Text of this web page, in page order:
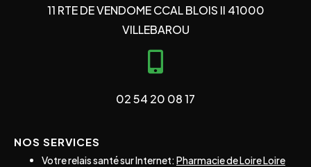
11 RTE DE VENDOME CCAL BLOIS II 41000
VILLEBAROU
02 54 20 08 17
NOS SERVICES
Votre relais santé sur Internet: Pharmacie de Loire Loire